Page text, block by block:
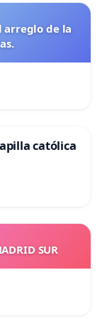
arreglo de la
católica
SUR